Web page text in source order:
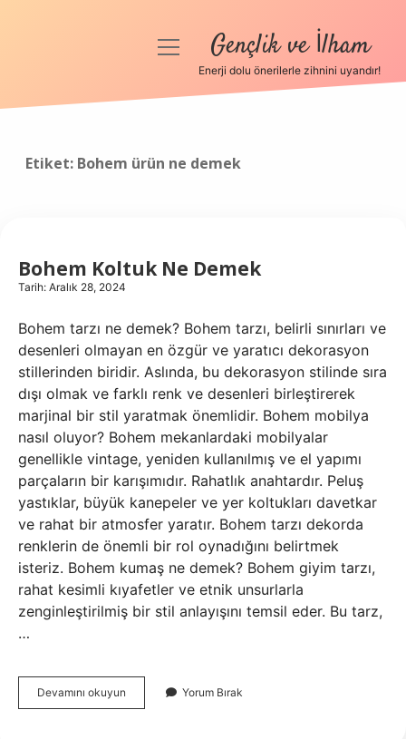
Anasayfa
menüyüGençlik ve İlham
Enerji dolu önerilerle zihnini uyandır!
Etiket: Bohem ürün ne demek
Bohem Koltuk Ne Demek
Tarih: Aralık 28, 2024
Bohem tarzı ne demek? Bohem tarzı, belirli sınırları ve
desenleri olmayan en özgür ve yaratıcı dekorasyon
stillerinden biridir. Aslında, bu dekorasyon stilinde sıra
dışı olmak ve farklı renk ve desenleri birleştirerek
marjinal bir stil yaratmak önemlidir. Bohem mobilya
nasıl oluyor? Bohem mekanlardaki mobilyalar
genellikle vintage, yeniden kullanılmış ve el yapımı
parçaların bir karışımıdır. Rahatlık anahtardır. Peluş
yastıklar, büyük kanepeler ve yer koltukları davetkar
ve rahat bir atmosfer yaratır. Bohem tarzı dekorda
renklerin de önemli bir rol oynadığını belirtmek
isteriz. Bohem kumaş ne demek? Bohem giyim tarzı,
rahat kesimli kıyafetler ve etnik unsurlarla
zenginleştirilmiş bir stil anlayışını temsil eder. Bu tarz,
…
Devamını okuyun
Koltuk
Yorum Bırak